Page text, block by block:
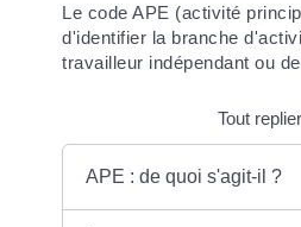
Le code APE (activité
d'identifier la branche
travailleur indépendant ou
Tout replier
APE : de quoi s'agit-il ?